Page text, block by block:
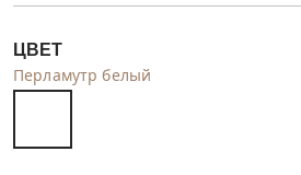
ЦВЕТ
Перламутр белый